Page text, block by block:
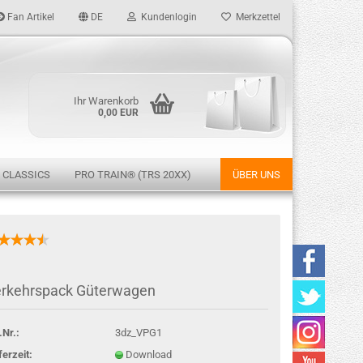
Fan Artikel DE Kundenlogin
vergessen?
Merkzettel
Ihr Warenkorb
0,00 EUR
PRO TRAIN® (TRS 20XX) ÜBER UNS
Güterwagen
3dz_VPG1
Download